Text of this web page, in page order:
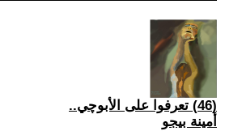
(46) تعرفوا على الأبوچي..
أمينة بيجو